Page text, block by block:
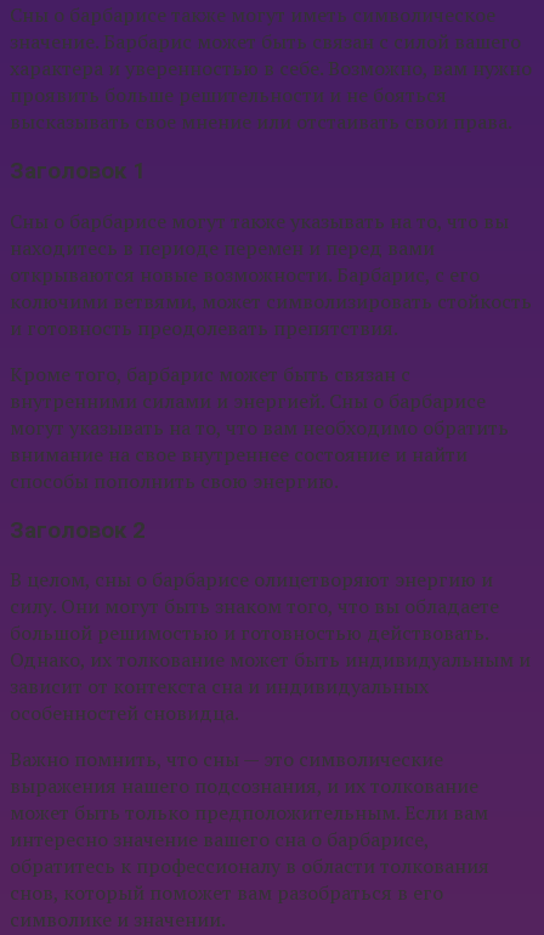
Сны о барбарисе также могут иметь символическое
значение. Барбарис может быть связан с силой вашего
характера и уверенностью в себе. Возможно, вам нужно
проявить больше решительности и не бояться
высказывать свое мнение или отстаивать свои права.
Заголовок 1
Сны о барбарисе могут также указывать на то, что вы
находитесь в периоде перемен и перед вами
открываются новые возможности. Барбарис, с его
колючими ветвями, может символизировать стойкость
и готовность преодолевать препятствия.
Кроме того, барбарис может быть связан с
внутренними силами и энергией. Сны о барбарисе
могут указывать на то, что вам необходимо обратить
внимание на свое внутреннее состояние и найти
способы пополнить свою энергию.
Заголовок 2
В целом, сны о барбарисе олицетворяют энергию и
силу. Они могут быть знаком того, что вы обладаете
большой решимостью и готовностью действовать.
Однако, их толкование может быть индивидуальным и
зависит от контекста сна и индивидуальных
особенностей сновидца.
Важно помнить, что сны — это символические
выражения нашего подсознания, и их толкование
может быть только предположительным. Если вам
интересно значение вашего сна о барбарисе,
обратитесь к профессионалу в области толкования
снов, который поможет вам разобраться в его
символике и значении.